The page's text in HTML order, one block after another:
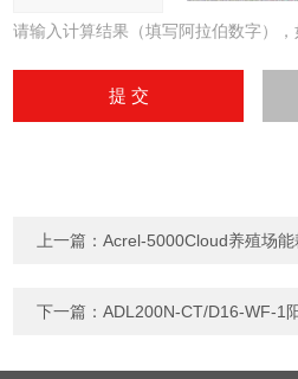
请输入计算结果（填写阿拉伯数字）
上一篇：Acrel-5000Cloud养殖场
下一篇：ADL200N-CT/D16-WF-1